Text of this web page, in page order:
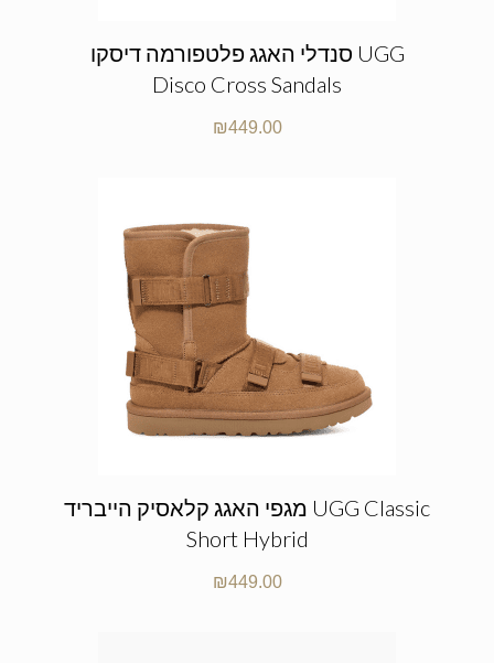
סנדלי האגג פלטפורמה דיסקו UGG
Disco Cross Sandals
₪449.00
מגפי האגג קלאסיק הייבריד UGG Classic
Short Hybrid
₪449.00